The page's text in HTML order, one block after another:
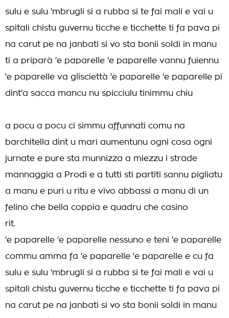
sulu e sulu 'mbrugli si a rubba si te fai mali e vai u
spitali chistu guvernu ticche e ticchette ti fa pava pi
na carut pe na janbati si vo sta bonii soldi in manu
ti a priparà 'e paparelle 'e paparelle vannu fuiennu
'e paparelle va glisciettà 'e paparelle 'e paparelle pi
dint'a sacca mancu nu spicciulu tinimmu chiu
a pocu a pocu ci simmu affunnati comu na
barchitella dint u mari aumentunu ogni cosa ogni
jurnate e pure sta munnizza a miezzu i strade
mannaggia a Prodi e a tutti sti partiti sannu pigliatu
a manu e puri u ritu e vivo abbassi a manu di un
felino che bella coppia e quadru che casino
rit.
'e paparelle 'e paparelle nessuno e teni 'e paparelle
commu amma fa 'e paparelle 'e paparelle e cu fa
sulu e sulu 'mbrugli si a rubba si te fai mali e vai u
spitali chistu guvernu ticche e ticchette ti fa pava pi
na carut pe na janbati si vo sta bonii soldi in manu